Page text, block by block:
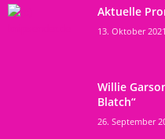
Aktuelle
13. Oktober 2021
Willie
Blatch“
26. September